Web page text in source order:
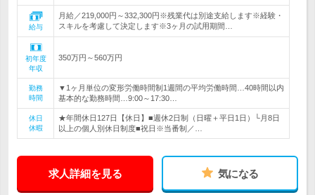
給与
月給／219,000円～332,300円※残業代は別途支給します※経験・
スキルを考慮して決定します※3ヶ月の試用期間…
初年度
年収
350万円～560万円
勤務
時間
▼1ヶ月単位の変形労働時間制1週間の平均労働時間…40時間以内
基本的な勤務時間…9:00～17:30…
休日
休暇
★年間休日127日【休日】■週休2日制（日曜＋平日1日）└月8日
以上の個人別休日制度■祝日※当番制／…
求人詳細を見る 気になる